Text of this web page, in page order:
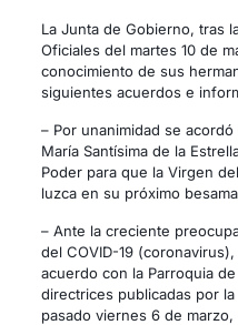
La Junta de Gobierno, tras
Oficiales del martes 10 de
conocimiento de sus
siguientes acuerdos e
– Por unanimidad se
María Santísima de la
Poder para que la Virgen
luzca en su próximo
– Ante la creciente
del COVID-19
acuerdo con la Parroquia
directrices publicadas por
pasado viernes 6 de